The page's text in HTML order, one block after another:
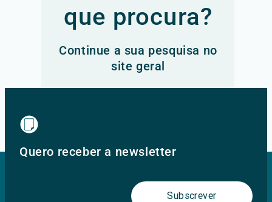
que procura?
Continue a sua pesquisa no
site geral
Quero receber a newsletter
Subscrever